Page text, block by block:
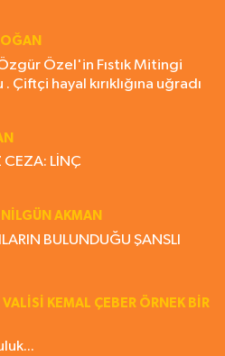
Özel'in Fıstık Mitingi
Çiftçi hayal kırıklığına uğradı
CEZA: LİNÇ
AKMAN
BULUNDUĞU ŞANSLI
KEMAL ÇEBER ÖRNEK BİR